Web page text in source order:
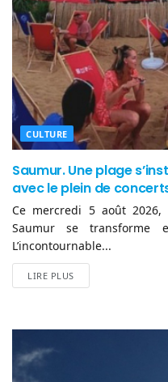
CULTURE
Saumur. Une plage
avec le plein de
Ce mercredi 5 août
Saumur se transforme
L’incontournable...
LIRE PLUS